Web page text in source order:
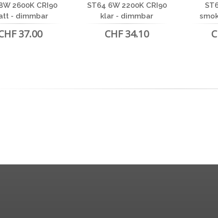
2600K CRI90
- dimmbar
37.00
ST64 6W 2200K CRI90
klar - dimmbar
CHF 34.10